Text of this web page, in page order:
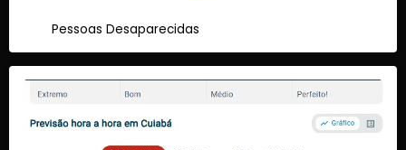
Pessoas Desaparecidas